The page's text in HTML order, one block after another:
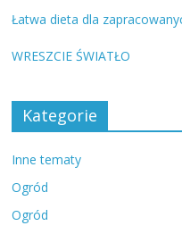
Łatwa dieta dla
WRESZCIE ŚWIATŁO
Kategorie
Inne tematy
Ogród
Ogród